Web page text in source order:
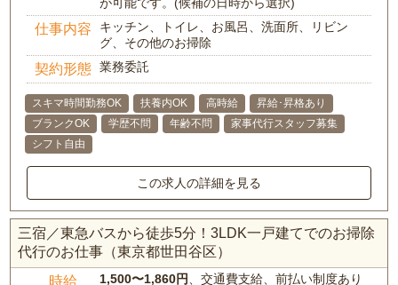
が可能です。(候補の日時から選択)
仕事内容
キッチン、トイレ、お風呂、洗面所、リビン
グ、その他のお掃除
契約形態 業務委託
スキマ時間勤務OK 扶養内OK 高時給
昇給･昇格あり
ブランクOK
学歴不問 年齢不問
家事代行スタッフ募集
シフト自由
この求人の詳細を見る
三宿／東急バスから徒歩5分！3LDK一戸建てでのお掃除
代行のお仕事（東京都世田谷区）
時給 1,500〜1,860円、交通費支給、前払い制度あり